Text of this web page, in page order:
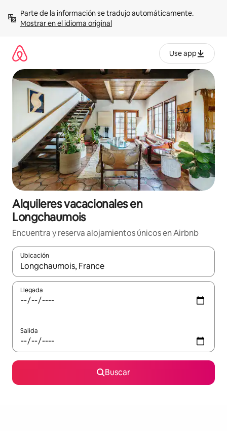
contenidoMostrar en el idioma original
Use app
Alquileres vacacionales en
Longchaumois
Encuentra y reserva alojamientos únicos en Airbnb
Ubicación
Cuando los resultados estén disponibles, navega con las
Llegada
Salida
Buscar